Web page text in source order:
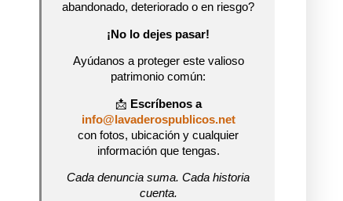
abandonado, deteriorado o en riesgo?
¡No lo dejes pasar!
Ayúdanos a proteger este valioso
patrimonio común:
📩 Escríbenos a
info@lavaderospublicos.net
con fotos, ubicación y cualquier
información que tengas.
Cada denuncia suma. Cada historia
cuenta.